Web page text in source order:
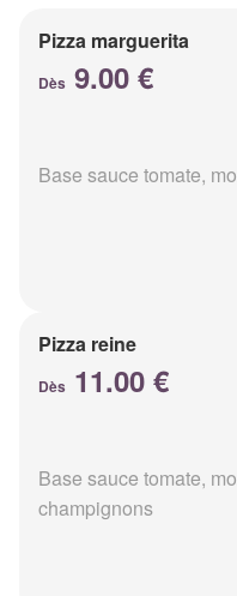
Pizza marguerita
Dès 9.00 €
Base sauce tomate,
Pizza reine
Dès 11.00 €
Base sauce tomate,
champignons